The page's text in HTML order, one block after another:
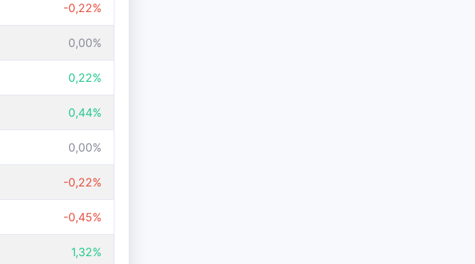
-0,22%
0,00%
0,22%
0,44%
0,00%
-0,22%
-0,45%
1,32%